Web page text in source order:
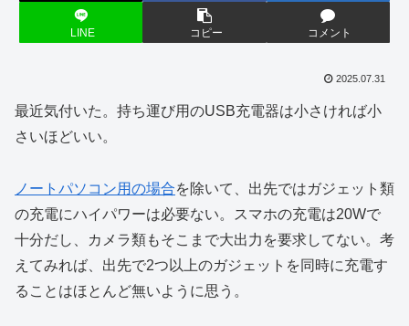
LINE コピー コメント
2025.07.31
最近気付いた。持ち運び用のUSB充電器は小さければ小
さいほどいい。
ノートパソコン用の場合を除いて、出先ではガジェット類
の充電にハイパワーは必要ない。スマホの充電は20Wで
十分だし、カメラ類もそこまで大出力を要求してない。考
えてみれば、出先で2つ以上のガジェットを同時に充電す
ることはほとんど無いように思う。